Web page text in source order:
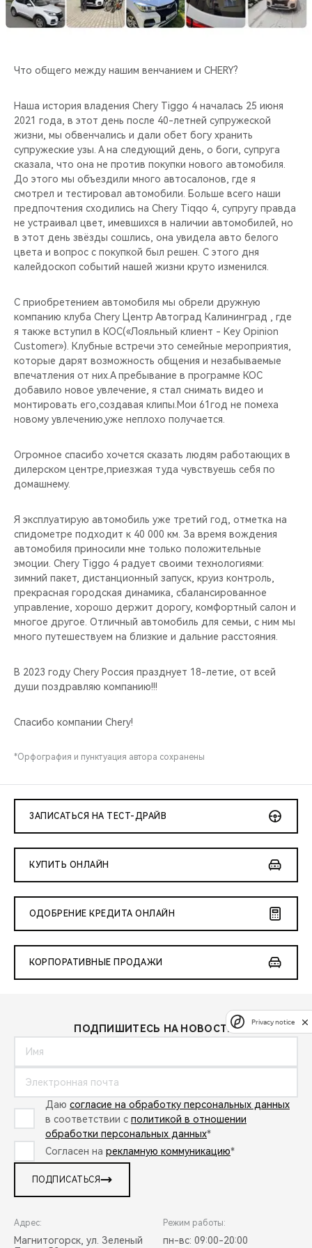
НАШИ МЕРОПРИЯТИЯ
ВИДЕООБЗОРЫ
Что общего между нашим венчанием и CHERY?
Наша история владения Chery Tiggo 4 началась 25 июня
2021 года, в этот день после 40-летней супружеской
жизни, мы обвенчались и дали обет богу хранить
супружеские узы. А на следующий день, о боги, супруга
сказала, что она не против покупки нового автомобиля.
До этого мы объездили много автосалонов, где я
смотрел и тестировал автомобили. Больше всего наши
предпочтения сходились на Chery Tiqqo 4, супругу правда
не устраивал цвет, имевшихся в наличии автомобилей, но
в этот день звёзды сошлись, она увидела авто белого
цвета и вопрос с покупкой был решен. С этого дня
калейдоскоп событий нашей жизни круто изменился.
С приобретением автомобиля мы обрели дружную
компанию клуба Chery Центр Автоград Калининград , где
я также вступил в КОС(«Лояльный клиент - Key Opinion
Customer»). Клубные встречи это семейные мероприятия,
которые дарят возможность общения и незабываемые
впечатления от них.А пребывание в программе КОС
добавило новое увлечение, я стал снимать видео и
монтировать его,создавая клипы.Мои 61год не помеха
новому увлечению,уже неплохо получается.
Огромное спасибо хочется сказать людям работающих в
дилерском центре,приезжая туда чувствуешь себя по
домашнему.
Я эксплуатирую автомобиль уже третий год, отметка на
спидометре подходит к 40 000 км. За время вождения
автомобиля приносили мне только положительные
эмоции. Chery Tiggo 4 радует своими технологиями:
зимний пакет, дистанционный запуск, круиз контроль,
прекрасная городская динамика, сбалансированное
управление, хорошо держит дорогу, комфортный салон и
многое другое. Отличный автомобиль для семьи, с ним мы
много путешествуем на близкие и дальние расстояния.
В 2023 году Chery Россия празднует 18-летие, от всей
души поздравляю компанию!!!
Спасибо компании Chery!
*Орфография и пунктуация автора сохранены
ЗАПИСАТЬСЯ НА ТЕСТ-ДРАЙВ
КУПИТЬ ОНЛАЙН
ОДОБРЕНИЕ КРЕДИТА ОНЛАЙН
КОРПОРАТИВНЫЕ ПРОДАЖИ
ПОДПИШИТЕСЬ НА НОВОСТИ:
Даю согласие на обработку персональных данных
в соответствии с политикой в отношении
обработки персональных данных*
Согласен на рекламную коммуникацию*
ПОДПИСАТЬСЯ
Адрес:
Магнитогорск, ул. Зеленый
Режим работы:
пн-вс: 09:00-20:00
Privacy notice